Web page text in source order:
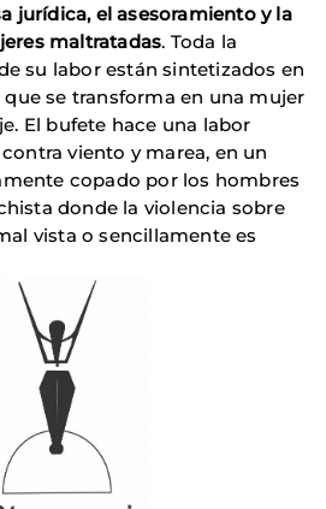
jurídica, el asesoramiento y la
maltratadas. Toda la
su labor están sintetizados en
se transforma en una mujer
El bufete hace una labor
viento y marea, en un
copado por los hombres
donde la violencia sobre
vista o sencillamente es